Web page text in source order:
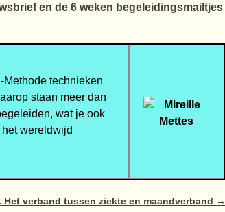
en de 6 weken begeleidingsmailtjes
Methode technieken
staan meer dan
wat je ook
wereldwijd
Het verband tussen ziekte en maandverband →